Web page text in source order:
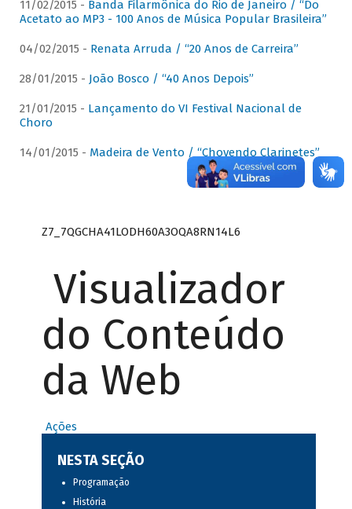
11/02/2015 - Banda Filarmônica do Rio de Janeiro / “Do
Acetato ao MP3 - 100 Anos de Música Popular Brasileira”
04/02/2015 - Renata Arruda / “20 Anos de Carreira”
28/01/2015 - João Bosco / “40 Anos Depois”
21/01/2015 - Lançamento do VI Festival Nacional de
Choro
14/01/2015 - Madeira de Vento / “Chovendo Clarinetes”
Z7_7QGCHA41LODH60A3OQA8RN14L6
Visualizador
do Conteúdo
da Web
Ações
NESTA SEÇÃO
Programação
História